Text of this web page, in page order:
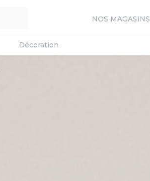
NOS MAGASINS
Décoration